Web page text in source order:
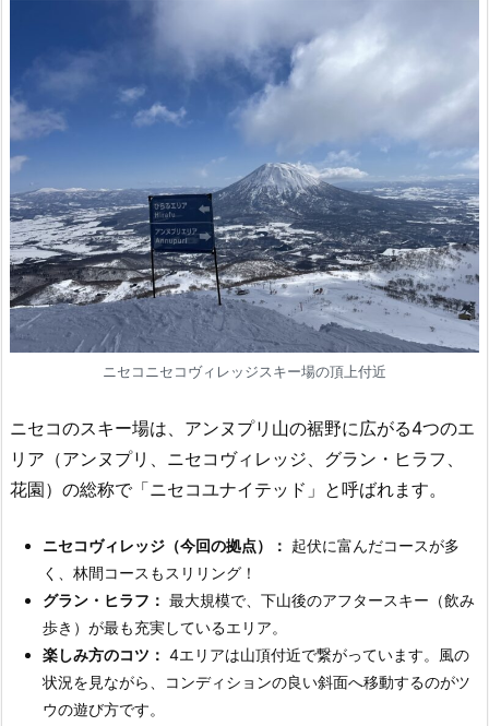
ニセコニセコヴィレッジスキー場の頂上付近
ニセコのスキー場は、アンヌプリ山の裾野に広がる4つのエ
リア（アンヌプリ、ニセコヴィレッジ、グラン・ヒラフ、
花園）の総称で「ニセコユナイテッド」と呼ばれます。
ニセコヴィレッジ（今回の拠点）： 起伏に富んだコースが多
く、林間コースもスリリング！
グラン・ヒラフ： 最大規模で、下山後のアフタースキー（飲み
歩き）が最も充実しているエリア。
楽しみ方のコツ： 4エリアは山頂付近で繋がっています。風の
状況を見ながら、コンディションの良い斜面へ移動するのがツ
ウの遊び方です。